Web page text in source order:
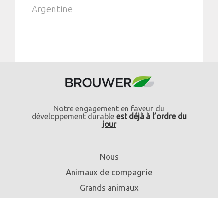
Argentine
Notre engagement en faveur du
développement durable est déjà à l’ordre du
jour
Nous
Animaux de compagnie
Grands animaux